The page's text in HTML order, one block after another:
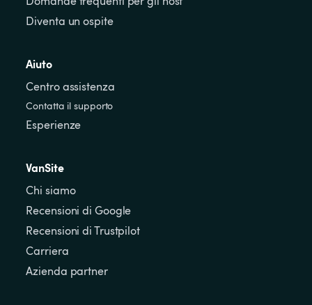
Diventa un ospite
Aiuto
Centro assistenza
Contatta il supporto
Esperienze
VanSite
Chi siamo
Recensioni di Google
Recensioni di Trustpilot
Carriera
Azienda partner